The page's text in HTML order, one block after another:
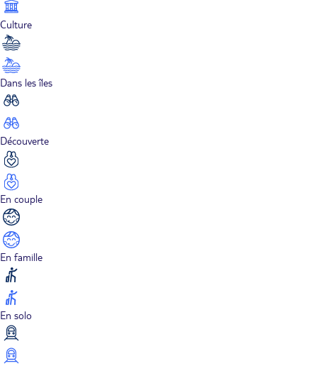
Culture
Dans les îles
Découverte
En couple
En famille
En solo